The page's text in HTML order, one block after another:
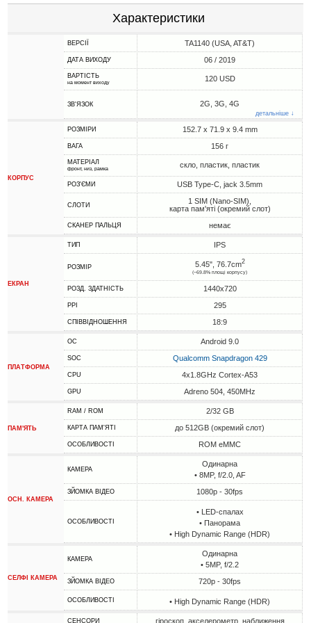
Характеристики
ВЕРСІЇ TA1140 (USA, AT&T)
ДАТА ВИХОДУ 06 / 2019
ВАРТІСТЬ
на момент виходу 120 USD
ЗВ'ЯЗОК 2G, 3G, 4G
детальніше ↓
КОРПУС
РОЗМІРИ 152.7 x 71.9 x 9.4 mm
ВАГА 156 г
МАТЕРІАЛ
фронт, низ, рамка скло, пластик, пластик
РОЗ'ЄМИ USB Type-C, jack 3.5mm
СЛОТИ
1 SIM (Nano-SIM),
карта пам'яті (окремий слот)
СКАНЕР ПАЛЬЦЯ немає
ЕКРАН
ТИП IPS
РОЗМІР 5.45", 76.7cm2
(~69.8% площі корпусу)
РОЗД. ЗДАТНІСТЬ 1440x720
PPI 295
СПІВВІДНОШЕННЯ 18:9
ПЛАТФОРМА
ОС Android 9.0
SOC Qualcomm Snapdragon 429
CPU 4x1.8GHz Cortex-A53
GPU Adreno 504, 450MHz
ПАМ'ЯТЬ
RAM / ROM 2/32 GB
КАРТА ПАМ'ЯТІ до 512GB (окремий слот)
ОСОБЛИВОСТІ ROM eMMC
ОСН. КАМЕРА
КАМЕРА
Одинарна
• 8MP, f/2.0, AF
ЗЙОМКА ВІДЕО 1080p - 30fps
ОСОБЛИВОСТІ
• LED-спалах
• Панорама
• High Dynamic Range (HDR)
СЕЛФІ КАМЕРА
КАМЕРА
Одинарна
• 5MP, f/2.2
ЗЙОМКА ВІДЕО 720p - 30fps
ОСОБЛИВОСТІ • High Dynamic Range (HDR)
СЕНСОРИ гіроскоп, акселерометр, наближення